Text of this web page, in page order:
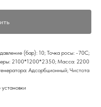
(бар): 10; Точка росы: -70С;
2100*1200*2350; Масса: 2200
Адсорбционный; Чистота